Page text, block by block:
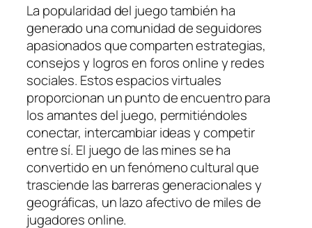
La popularidad del juego también ha
generado una comunidad de seguidores
apasionados que comparten estrategias,
consejos y logros en foros online y redes
sociales. Estos espacios virtuales
proporcionan un punto de encuentro para
los amantes del juego, permitiéndoles
conectar, intercambiar ideas y competir
entre sí. El juego de las mines se ha
convertido en un fenómeno cultural que
trasciende las barreras generacionales y
geográficas, un lazo afectivo de miles de
jugadores online.